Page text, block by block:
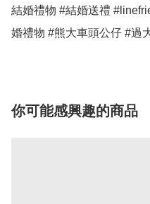
結婚禮物 #結婚送禮
婚禮物 #熊大車頭公仔 #過
你可能感興趣的商品